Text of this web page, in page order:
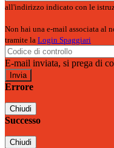
all'indirizzo indicato con le
Non hai una e-mail associata al
tramite la Login Spaggiari
E-mail inviata, si prega di
Errore
Chiudi
Successo
Chiudi